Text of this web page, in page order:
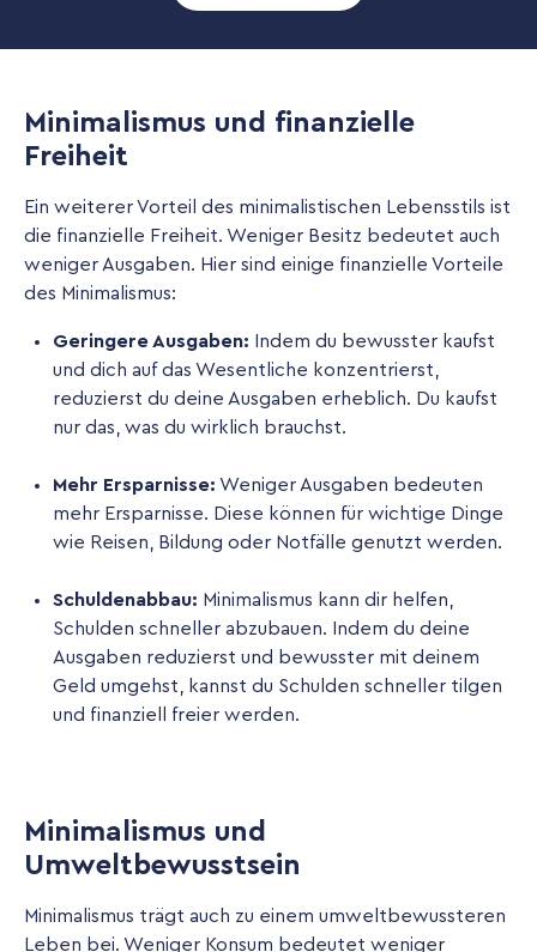
Minimalismus und finanzielle
Freiheit
Ein weiterer Vorteil des minimalistischen Lebensstils ist
die finanzielle Freiheit. Weniger Besitz bedeutet auch
weniger Ausgaben. Hier sind einige finanzielle Vorteile
des Minimalismus:
Geringere Ausgaben: Indem du bewusster kaufst
und dich auf das Wesentliche konzentrierst,
reduzierst du deine Ausgaben erheblich. Du kaufst
nur das, was du wirklich brauchst.
Mehr Ersparnisse: Weniger Ausgaben bedeuten
mehr Ersparnisse. Diese können für wichtige Dinge
wie Reisen, Bildung oder Notfälle genutzt werden.
Schuldenabbau: Minimalismus kann dir helfen,
Schulden schneller abzubauen. Indem du deine
Ausgaben reduzierst und bewusster mit deinem
Geld umgehst, kannst du Schulden schneller tilgen
und finanziell freier werden.
Minimalismus und
Umweltbewusstsein
Minimalismus trägt auch zu einem umweltbewussteren
Leben bei. Weniger Konsum bedeutet weniger